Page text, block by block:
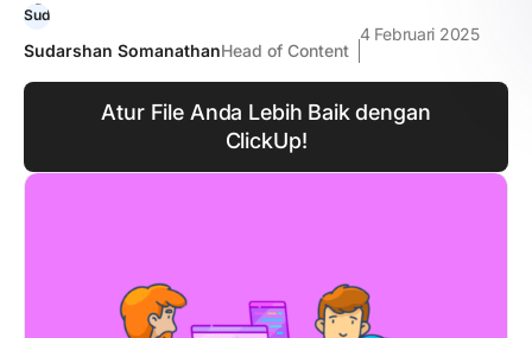
Sudarshan SomanathanHead of Content
4 Februari 2025
Atur File Anda Lebih Baik dengan
ClickUp!